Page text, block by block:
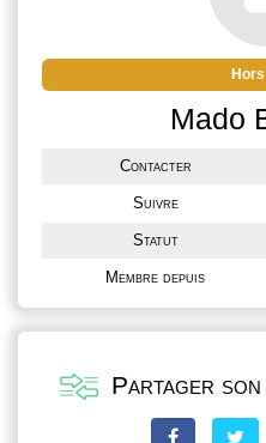
Mado
Contacter
Suivre
Statut
Membre depuis
Partager